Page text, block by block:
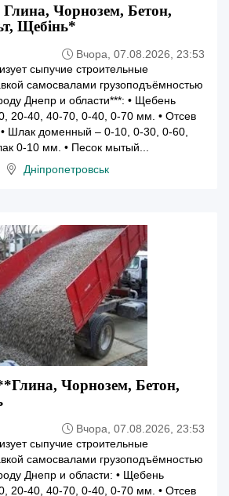
Глина, Чорнозем, Бетон,
Щебінь*
Вчора, 07.08.2026, 23:53
сыпучие строительные
самосвалами грузоподъёмностью
Днепр и области***: • Щебень
20-40, 40-70, 0-40, 0-70 мм. • Отсев
Шлак доменный – 0-10, 0-30, 0-60,
0-10 мм. • Песок мытый...
Дніпропетровськ
Чорнозем, Бетон,
Вчора, 07.08.2026, 23:53
сыпучие строительные
самосвалами грузоподъёмностью
Днепр и области: • Щебень
20-40, 40-70, 0-40, 0-70 мм. • Отсев